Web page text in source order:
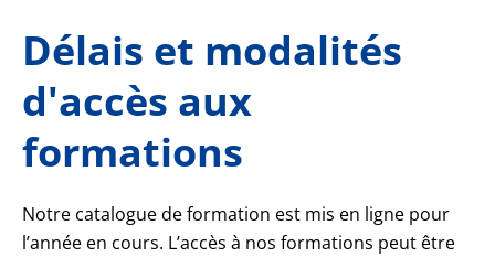
Délais et modalités
d'accès aux
formations
Notre catalogue de formation est mis en ligne pour
l’année en cours. L’accès à nos formations peut être